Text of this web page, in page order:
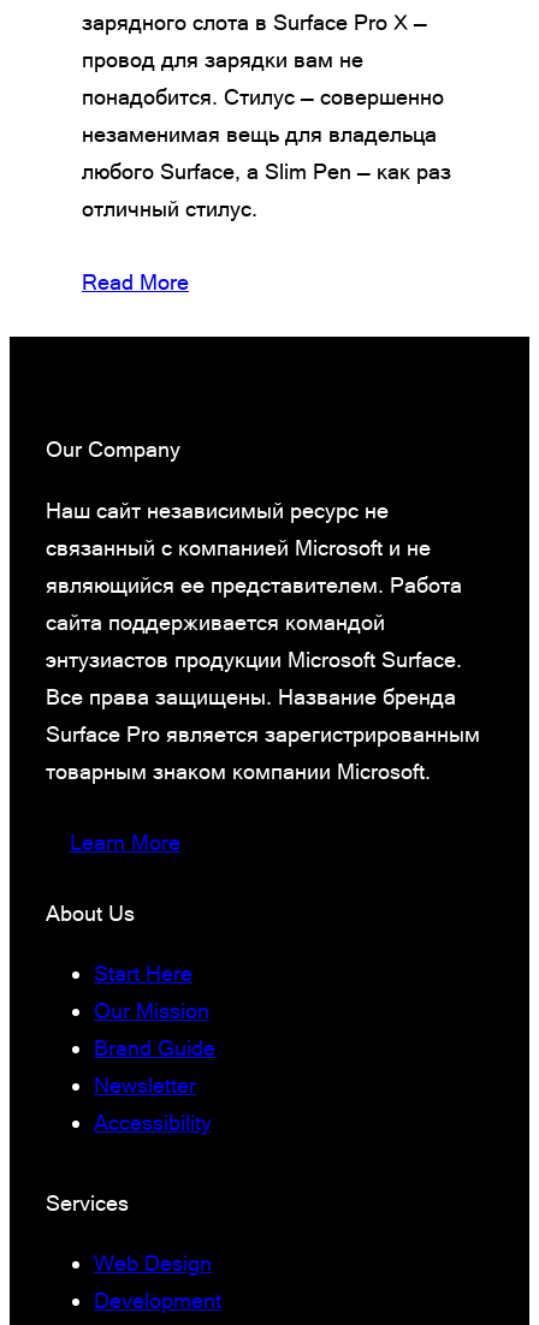
зарядного слота в Surface Pro X —
провод для зарядки вам не
понадобится. Стилус — совершенно
незаменимая вещь для владельца
любого Surface, а Slim Pen — как раз
отличный стилус.
Read More
Our Company
Наш сайт независимый ресурс не
связанный с компанией Microsoft и не
являющийся ее представителем. Работа
сайта поддерживается командой
энтузиастов продукции Microsoft Surface.
Все права защищены. Название бренда
Surface Pro является зарегистрированным
товарным знаком компании Microsoft.
Learn More
About Us
Start Here
Our Mission
Brand Guide
Newsletter
Accessibility
Services
Web Design
Development